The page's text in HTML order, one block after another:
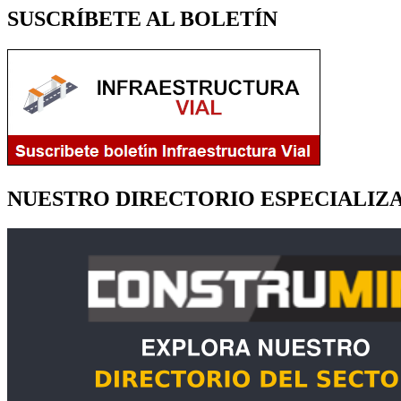
SUSCRÍBETE AL BOLETÍN
NUESTRO DIRECTORIO